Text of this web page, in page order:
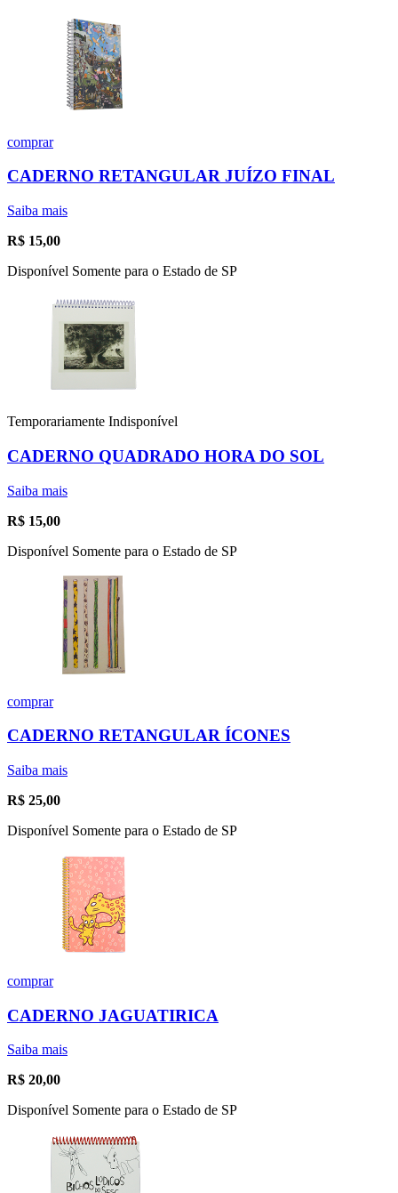
comprar
CADERNO RETANGULAR JUÍZO FINAL
Saiba mais
R$ 15,00
Disponível Somente para o Estado de SP
Temporariamente Indisponível
CADERNO QUADRADO HORA DO SOL
Saiba mais
R$ 15,00
Disponível Somente para o Estado de SP
comprar
CADERNO RETANGULAR ÍCONES
Saiba mais
R$ 25,00
Disponível Somente para o Estado de SP
comprar
CADERNO JAGUATIRICA
Saiba mais
R$ 20,00
Disponível Somente para o Estado de SP